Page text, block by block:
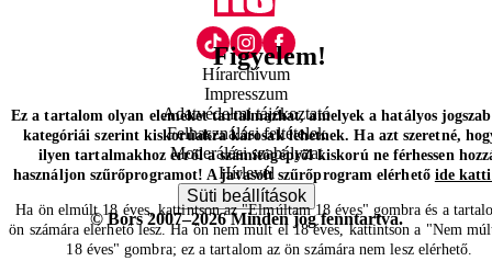
Figyelem!
Ez a tartalom olyan elemeket tartalmazhat, amelyek a hatályos
kategóriái szerint kiskorúakra károsak lehetnek. Ha azt szeretné,
ilyen tartalmakhoz erről a számítógépről kiskorú ne férhessen
használjon szűrőprogramot! A javasolt szűrőprogram elérhető ide
Ha ön elmúlt 18 éves, kattintson az "Elmúltam 18 éves" gombra és a
ön számára elérhető lesz. Ha ön nem múlt el 18 éves, kattintson a "Nem
18 éves" gombra; ez a tartalom az ön számára nem lesz elérhető.
Hírarchívum
Impresszum
Adatvédelmi tájékoztató
Felhasználási feltételek
Moderálási szabályzat
Hírlevél
Süti beállítások
© Bors 2007–2026 Minden jog fenntartva.